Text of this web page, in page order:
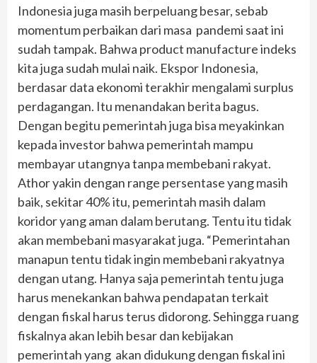
Indonesia juga masih berpeluang besar, sebab
momentum perbaikan dari masa pandemi saat ini
sudah tampak. Bahwa product manufacture indeks
kita juga sudah mulai naik. Ekspor Indonesia,
berdasar data ekonomi terakhir mengalami surplus
perdagangan. Itu menandakan berita bagus.
Dengan begitu pemerintah juga bisa meyakinkan
kepada investor bahwa pemerintah mampu
membayar utangnya tanpa membebani rakyat.
Athor yakin dengan range persentase yang masih
baik, sekitar 40% itu, pemerintah masih dalam
koridor yang aman dalam berutang. Tentu itu tidak
akan membebani masyarakat juga. “Pemerintahan
manapun tentu tidak ingin membebani rakyatnya
dengan utang. Hanya saja pemerintah tentu juga
harus menekankan bahwa pendapatan terkait
dengan fiskal harus terus didorong. Sehingga ruang
fiskalnya akan lebih besar dan kebijakan
pemerintah yang akan didukung dengan fiskal ini